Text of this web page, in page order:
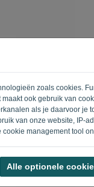
zoals cookies.
ook gebruik van
als je daarvoor je
van onze website, IP-
management tool
Alle optionele